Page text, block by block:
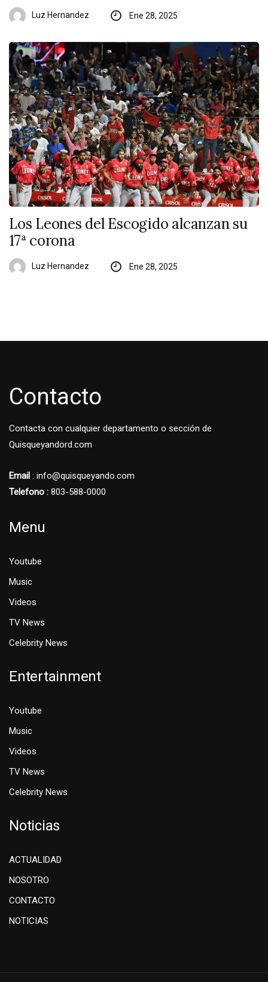
Luz Hernandez Ene 28, 2025
Los Leones del Escogido alcanzan su
17ª corona
Luz Hernandez Ene 28, 2025
Contacto
Contacta con cualquier departamento o sección de
Quisqueyandord.com
Email : info@quisqueyando.com
Telefono : 803-588-0000
Menu
Youtube
Music
Videos
TV News
Celebrity News
Entertainment
Youtube
Music
Videos
TV News
Celebrity News
Noticias
ACTUALIDAD
NOSOTRO
CONTACTO
NOTICIAS